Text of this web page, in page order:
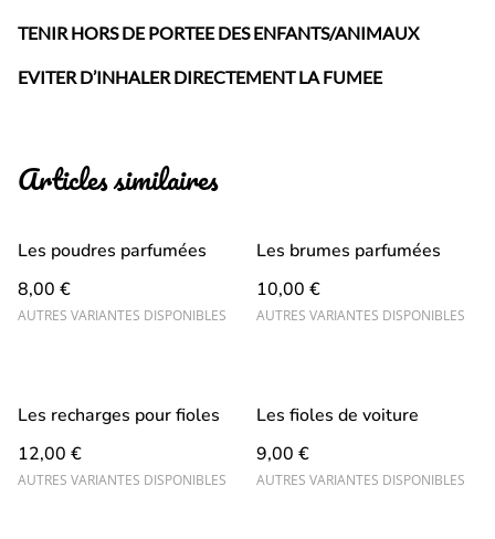
TENIR HORS DE PORTEE DES ENFANTS/ANIMAUX
EVITER D’INHALER DIRECTEMENT LA FUMEE
Articles similaires
Les poudres parfumées
8,00 €
AUTRES VARIANTES DISPONIBLES
Les brumes parfumées
10,00 €
AUTRES VARIANTES DISPONIBLES
Les recharges pour fioles
12,00 €
AUTRES VARIANTES DISPONIBLES
Les fioles de voiture
9,00 €
AUTRES VARIANTES DISPONIBLES